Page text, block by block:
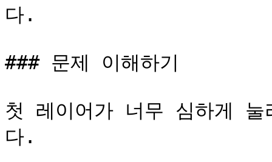
다.
### 문제 이해하기
첫 레이어가 너무 심하게
다.